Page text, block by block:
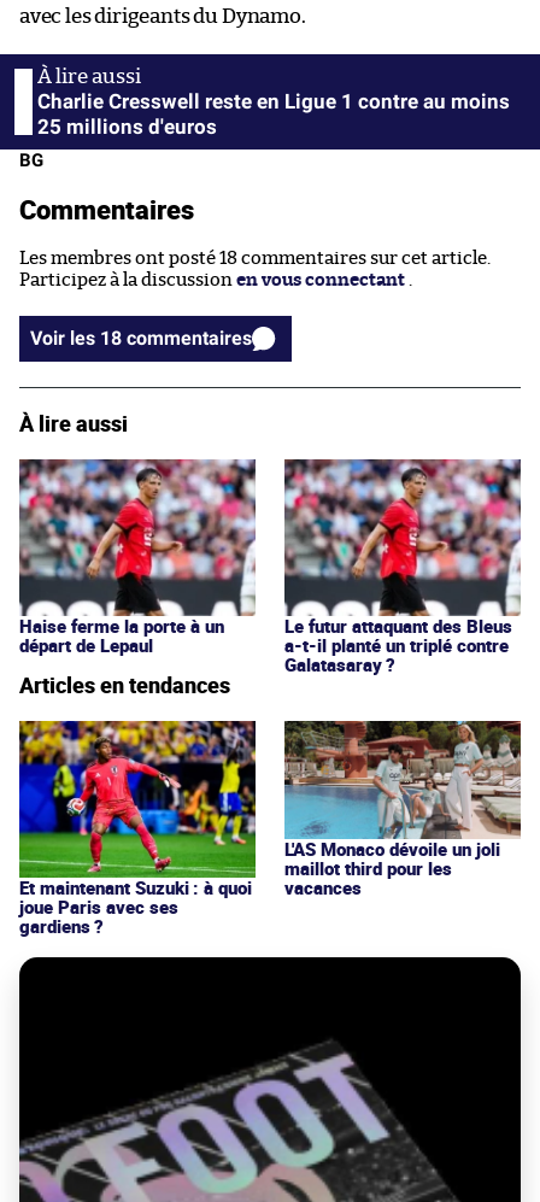
avec les dirigeants du Dynamo.
Charlie Cresswell reste en Ligue 1 contre au moins
25 millions d'euros
BG
Commentaires
Les membres ont posté 18 commentaires sur cet article.
Participez à la discussion en vous connectant
Voir les 18 commentaires
À lire aussi
Haise ferme la porte à un
départ de Lepaul
Le futur attaquant des Bleus
a-t-il planté un triplé contre
Galatasaray ?
Articles en tendances
Et maintenant Suzuki : à quoi
joue Paris avec ses
gardiens ?
L'AS Monaco dévoile un joli
maillot third pour les
vacances